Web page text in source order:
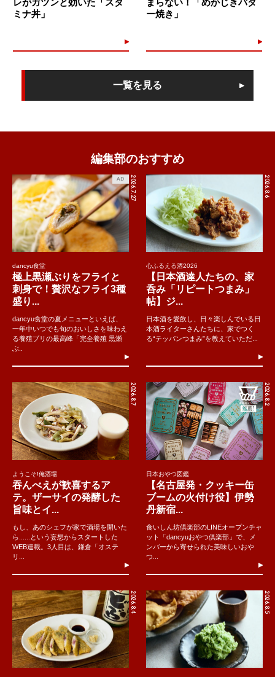
レがガツンと効いた「スタ
ミナ丼」
まらない！「めかじきバタ
ー焼き」
一覧を見る
編集部のおすすめ
2026.7.27
AD
dancyu食堂
極上黒瀬ぶりをフライと
刺身で！贅沢なフライ3種
盛り...
dancyu食堂の夏メニューといえば、
一年中いつでも旬のおいしさを味わえ
る養殖ブリの最高峰「完全養殖 黒瀬
ぶ..
2026.8.6
心ふるえる酒2026
【日本酒達人たちの、家
呑み「リピートつまみ」
帖】ジ...
日本酒を愛飲し、日々楽しんでいる日
本酒ライターさんたちに、家でつく
る“テッパンつまみ”を教えていただ...
2026.8.7
ようこそ!俺酒場
吞んべえが歓喜するア
テ。ザーサイの発酵した
旨味とイ...
もし、あのシェフが家で酒場を開いた
ら......という妄想からスタートした
WEB連載。3人目は、鎌倉「オステ
リ...
2026.8.2
日本おやつ図鑑
【名古屋発・クッキー缶
ブームの火付け役】伊勢
丹新宿...
食いしん坊倶楽部のLINEオープンチャ
ット「dancyuおやつ倶楽部」で、メ
ンバーから寄せられた美味しいおや
つ...
2026.8.4 2026.8.5